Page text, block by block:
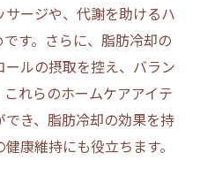
ージや、代謝を助けるハ
す。さらに、脂肪冷却の
ルの摂取を控え、バラン
れらのホームケアアイテ
き、脂肪冷却の効果を持
康維持にも役立ちます。